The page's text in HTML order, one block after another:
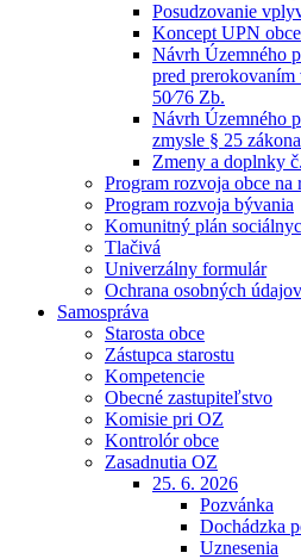
Posudzovanie
Koncept UPN
Návrh Územného
pred prerokovaním
50⁄76 Zb.
Návrh Územného
zmysle § 25
Zmeny a doplnky
Program rozvoja obce
Program rozvoja bývania
Komunitný plán
Tlačivá
Univerzálny formulár
Ochrana osobných údajov
Samospráva
Starosta obce
Zástupca starostu
Kompetencie
Obecné zastupiteľstvo
Komisie pri OZ
Kontrolór obce
Zasadnutia OZ
25. 6. 2026
Pozvánka
Dochádzka
Uznesenia